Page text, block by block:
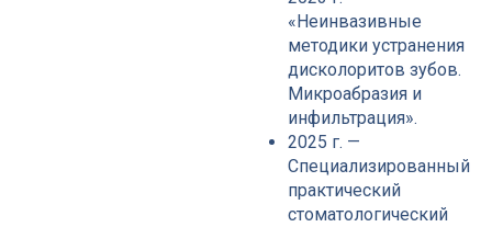
«Неинвазивные
методики устранения
дисколоритов зубов.
Микроабразия и
инфильтрация».
2025 г. —
Специализированный
практический
стоматологический